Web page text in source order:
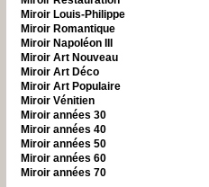
Miroir Louis-Philippe
Miroir Romantique
Miroir Napoléon III
Miroir Art Nouveau
Miroir Art Déco
Miroir Art Populaire
Miroir Vénitien
Miroir années 30
Miroir années 40
Miroir années 50
Miroir années 60
Miroir années 70